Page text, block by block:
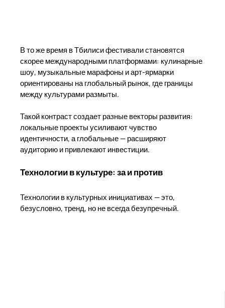
В то же время в Тбилиси фестивали становятся
скорее международными платформами: кулинарные
шоу, музыкальные марафоны и арт-ярмарки
ориентированы на глобальный рынок, где границы
между культурами размыты.
Такой контраст создает разные векторы развития:
локальные проекты усиливают чувство
идентичности, а глобальные — расширяют
аудиторию и привлекают инвестиции.
Технологии в культуре: за и против
Технологии в культурных инициативах — это,
безусловно, тренд, но не всегда безупречный.